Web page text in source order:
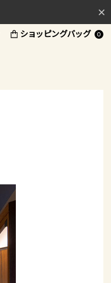
ショッピングバッグ 0